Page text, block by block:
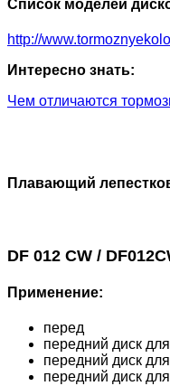
Список моделей
http://
Интересно знать:
Чем отличаются
Плавающий
DF 012 CW /
Применение:
перед
передний диск
передний диск
передний диск